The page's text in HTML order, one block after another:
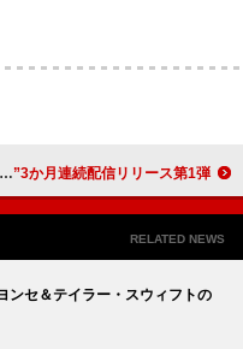
リーガルリリー、斉藤由貴「卒業」をカバー “卒業ソングカバー”3か月連続配信リリース第1弾
RELATED NEWS
ンセ＆テイラー・スウィフトの